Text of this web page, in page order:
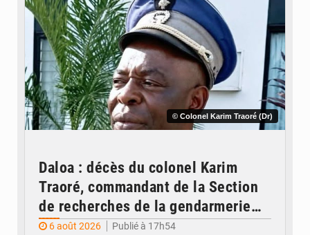
© Colonel Karim Traoré (Dr)
Daloa : décès du colonel Karim
Traoré, commandant de la Section
de recherches de la gendarmerie
après une activité sportive
6 août 2026
Publié à 17h54